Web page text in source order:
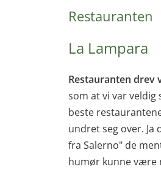
Restauranten
La Lampara
Restauranten drev
som at vi var veldig
beste
undret seg over. Ja
fra Salerno" de
humør kunne være